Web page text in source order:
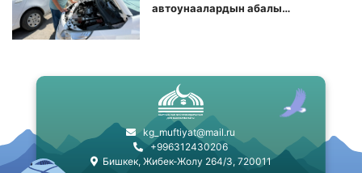
автоунаалардын абалы
kg_muftiyat@mail.ru
+996312430206
Бишкек, Жибек-Жолу 264/3, 720011